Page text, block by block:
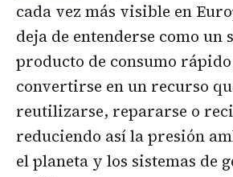
cada vez más visible en
deja de entenderse como un
producto de consumo
convertirse en un recurso
reutilizarse, repararse o
reduciendo así la presión
el planeta y los sistemas de